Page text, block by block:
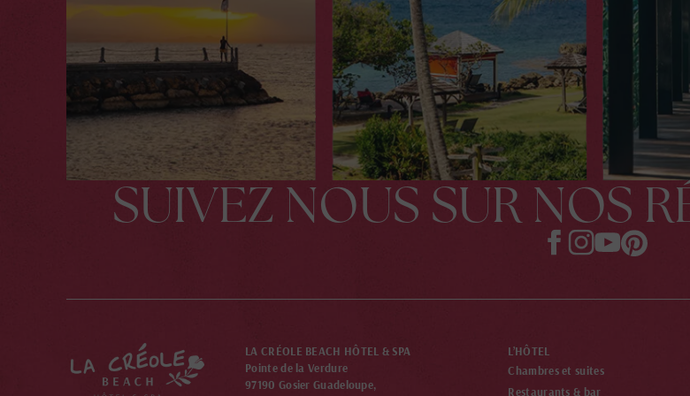
SUIVEZ NOUS SUR NOS
LA CRÉOLE BEACH HÔTEL & SPA
Pointe de la Verdure
97190 Gosier Guadeloupe,
L’HÔTEL
Chambres et suites
Restaurants & bar